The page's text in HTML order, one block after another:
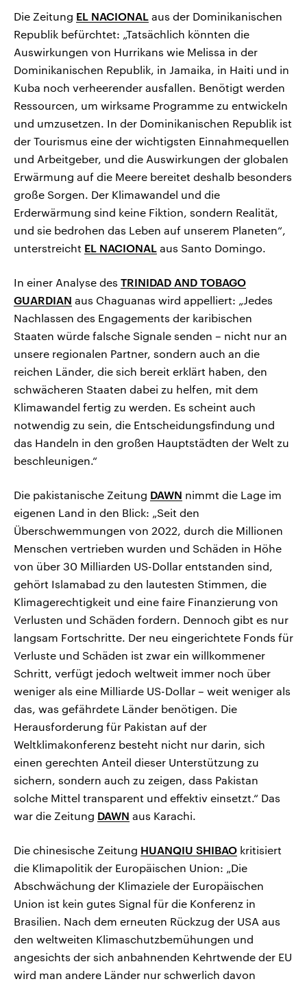
Die Zeitung EL NACIONAL aus der Dominikanischen
Republik befürchtet: „Tatsächlich könnten die
Auswirkungen von Hurrikans wie Melissa in der
Dominikanischen Republik, in Jamaika, in Haiti und in
Kuba noch verheerender ausfallen. Benötigt werden
Ressourcen, um wirksame Programme zu entwickeln
und umzusetzen. In der Dominikanischen Republik ist
der Tourismus eine der wichtigsten Einnahmequellen
und Arbeitgeber, und die Auswirkungen der globalen
Erwärmung auf die Meere bereitet deshalb besonders
große Sorgen. Der Klimawandel und die
Erderwärmung sind keine Fiktion, sondern Realität,
und sie bedrohen das Leben auf unserem Planeten“,
unterstreicht EL NACIONAL aus Santo Domingo.
In einer Analyse des TRINIDAD AND TOBAGO
GUARDIAN aus Chaguanas wird appelliert: „Jedes
Nachlassen des Engagements der karibischen
Staaten würde falsche Signale senden – nicht nur an
unsere regionalen Partner, sondern auch an die
reichen Länder, die sich bereit erklärt haben, den
schwächeren Staaten dabei zu helfen, mit dem
Klimawandel fertig zu werden. Es scheint auch
notwendig zu sein, die Entscheidungsfindung und
das Handeln in den großen Hauptstädten der Welt zu
beschleunigen.“
Die pakistanische Zeitung DAWN nimmt die Lage im
eigenen Land in den Blick: „Seit den
Überschwemmungen von 2022, durch die Millionen
Menschen vertrieben wurden und Schäden in Höhe
von über 30 Milliarden US-Dollar entstanden sind,
gehört Islamabad zu den lautesten Stimmen, die
Klimagerechtigkeit und eine faire Finanzierung von
Verlusten und Schäden fordern. Dennoch gibt es nur
langsam Fortschritte. Der neu eingerichtete Fonds für
Verluste und Schäden ist zwar ein willkommener
Schritt, verfügt jedoch weltweit immer noch über
weniger als eine Milliarde US-Dollar – weit weniger als
das, was gefährdete Länder benötigen. Die
Herausforderung für Pakistan auf der
Weltklimakonferenz besteht nicht nur darin, sich
einen gerechten Anteil dieser Unterstützung zu
sichern, sondern auch zu zeigen, dass Pakistan
solche Mittel transparent und effektiv einsetzt.“ Das
war die Zeitung DAWN aus Karachi.
Die chinesische Zeitung HUANQIU SHIBAO kritisiert
die Klimapolitik der Europäischen Union: „Die
Abschwächung der Klimaziele der Europäischen
Union ist kein gutes Signal für die Konferenz in
Brasilien. Nach dem erneuten Rückzug der USA aus
den weltweiten Klimaschutzbemühungen und
angesichts der sich anbahnenden Kehrtwende der EU
wird man andere Länder nur schwerlich davon